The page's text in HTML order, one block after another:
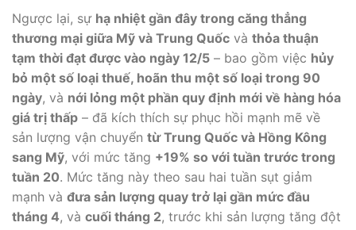
Ngược lại, sự hạ nhiệt gần đây trong căng thẳng
thương mại giữa Mỹ và Trung Quốc và thỏa thuận
tạm thời đạt được vào ngày 12/5 – bao gồm việc hủy
bỏ một số loại thuế, hoãn thu một số loại trong 90
ngày, và nới lỏng một phần quy định mới về hàng hóa
giá trị thấp – đã kích thích sự phục hồi mạnh mẽ về
sản lượng vận chuyển từ Trung Quốc và Hồng Kông
sang Mỹ, với mức tăng +19% so với tuần trước trong
tuần 20. Mức tăng này theo sau hai tuần sụt giảm
mạnh và đưa sản lượng quay trở lại gần mức đầu
tháng 4, và cuối tháng 2, trước khi sản lượng tăng đột